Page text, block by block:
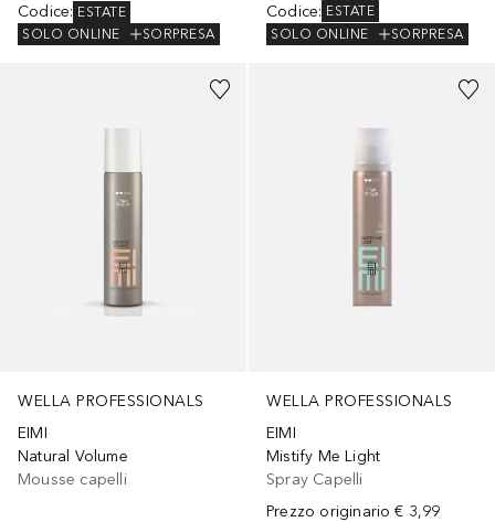
Codice: ESTATE
SOLO ONLINE
SORPRESA
Codice: ESTATE
SOLO ONLINE
SORPRESA
WELLA PROFESSIONALS
EIMI
Natural Volume
Mousse capelli
WELLA PROFESSIONALS
EIMI
Mistify Me Light
Spray Capelli
Prezzo originario € 3,99